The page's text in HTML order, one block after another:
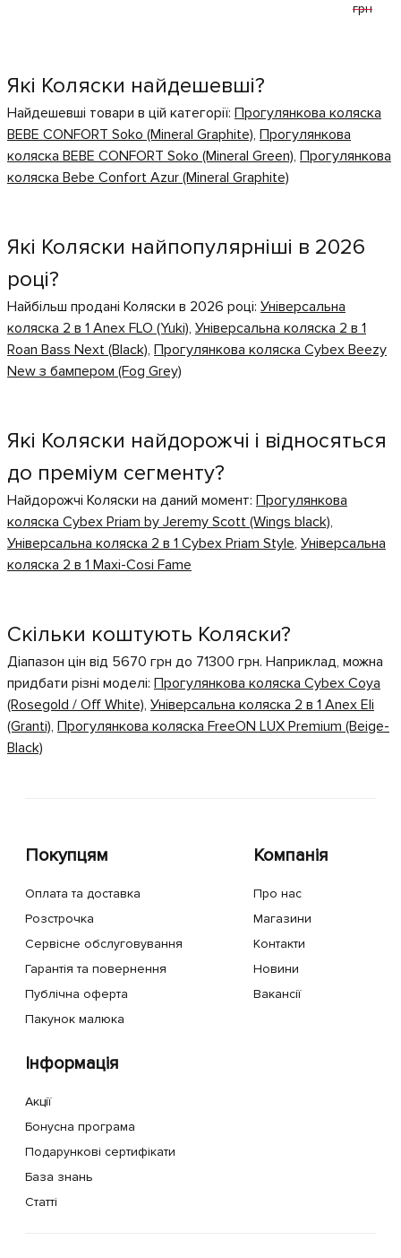
грн
Які Коляски найдешевші?
Найдешевші товари в цій категорії: Прогулянкова коляска
BEBE CONFORT Soko (Mineral Graphite), Прогулянкова
коляска BEBE CONFORT Soko (Mineral Green), Прогулянкова
коляска Bebe Confort Azur (Mineral Graphite)
Які Коляски найпопулярніші в 2026
році?
Найбільш продані Коляски в 2026 році: Універсальна
коляска 2 в 1 Anex FLO (Yuki), Універсальна коляска 2 в 1
Roan Bass Next (Black), Прогулянкова коляска Cybex Beezy
New з бампером (Fog Grey)
Які Коляски найдорожчі і відносяться
до преміум сегменту?
Найдорожчі Коляски на даний момент: Прогулянкова
коляска Cybex Priam by Jeremy Scott (Wings black),
Універсальна коляска 2 в 1 Cybex Priam Style, Універсальна
коляска 2 в 1 Maxi-Cosi Fame
Скільки коштують Коляски?
Діапазон цін від 5670 грн до 71300 грн. Наприклад, можна
придбати різні моделі: Прогулянкова коляска Cybex Coya
(Rosegold / Off White), Універсальна коляска 2 в 1 Anex Eli
(Granti), Прогулянкова коляска FreeON LUX Premium (Beige-
Black)
Покупцям
Оплата та доставка
Розстрочка
Сервісне обслуговування
Гарантія та повернення
Публічна оферта
Пакунок малюка
Компанія
Про нас
Магазини
Контакти
Новини
Вакансії
Інформація
Акції
Бонусна програма
Подарункові сертифікати
База знань
Статті